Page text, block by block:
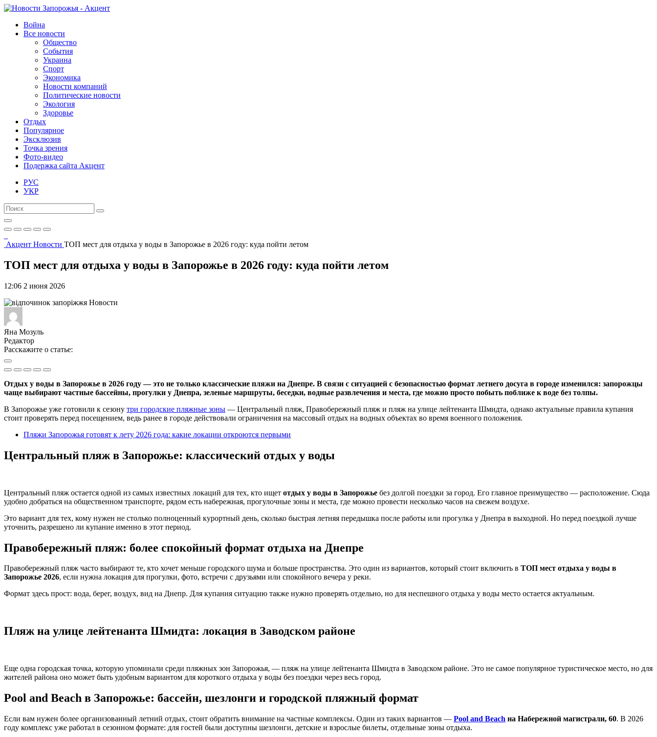
Война
Все новости
Общество
События
Украина
Спорт
Экономика
Новости компаний
Политические новости
Экология
Здоровье
Отдых
Популярное
Эксклюзив
Точка зрения
Фото-видео
Подержка сайта Акцент
РУС
УКР
Акцент Новости ТОП мест для отдыха у воды в Запорожье в 2026 году: куда пойти летом
ТОП мест для отдыха у воды в Запорожье в 2026 году: куда пойти летом
12:06 2 июня 2026
Новости
Яна Мозуль
Редактор
Расскажите о статье:
Отдых у воды в Запорожье в 2026 году — это не только классические пляжи на Днепре. В связи с ситуацией с безопасностью формат летнего досуга в городе изменился: запорожцы
чаще выбирают частные бассейны, прогулки у Днепра, зеленые маршруты, беседки, водные развлечения и места, где можно просто побыть поближе к воде без толпы.
В Запорожье уже готовили к сезону три городские пляжные зоны — Центральный пляж, Правобережный пляж и пляж на улице лейтенанта Шмидта, однако актуальные правила купания
стоит проверять перед посещением, ведь ранее в городе действовали ограничения на массовый отдых на водных объектах во время военного положения.
Пляжи Запорожья готовят к лету 2026 года: какие локации откроются первыми
Центральный пляж в Запорожье: классический отдых у воды
Центральный пляж остается одной из самых известных локаций для тех, кто ищет отдых у воды в Запорожье без долгой поездки за город. Его главное преимущество — расположение. Сюда
удобно добраться на общественном транспорте, рядом есть набережная, прогулочные зоны и места, где можно провести несколько часов на свежем воздухе.
Это вариант для тех, кому нужен не столько полноценный курортный день, сколько быстрая летняя передышка после работы или прогулка у Днепра в выходной. Но перед поездкой лучше
уточнить, разрешено ли купание именно в этот период.
Правобережный пляж: более спокойный формат отдыха на Днепре
Правобережный пляж часто выбирают те, кто хочет меньше городского шума и больше пространства. Это один из вариантов, который стоит включить в ТОП мест отдыха у воды в
Запорожье 2026, если нужна локация для прогулки, фото, встречи с друзьями или спокойного вечера у реки.
Формат здесь прост: вода, берег, воздух, вид на Днепр. Для купания ситуацию также нужно проверять отдельно, но для неспешного отдыха у воды место остается актуальным.
Пляж на улице лейтенанта Шмидта: локация в Заводском районе
Еще одна городская точка, которую упоминали среди пляжных зон Запорожья, — пляж на улице лейтенанта Шмидта в Заводском районе. Это не самое популярное туристическое место, но для
жителей района оно может быть удобным вариантом для короткого отдыха у воды без поездки через весь город.
Pool and Beach в Запорожье: бассейн, шезлонги и городской пляжный формат
Если вам нужен более организованный летний отдых, стоит обратить внимание на частные комплексы. Один из таких вариантов — Pool and Beach на Набережной магистрали, 60. В 2026
году комплекс уже работал в сезонном формате: для гостей были доступны шезлонги, детские и взрослые билеты, отдельные зоны отдыха.